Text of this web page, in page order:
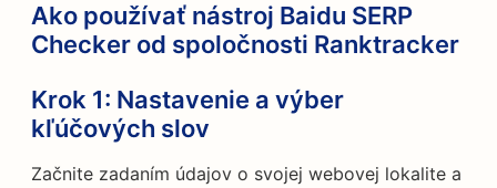
Ako používať nástroj Baidu SERP
Checker od spoločnosti Ranktracker
Krok 1: Nastavenie a výber
kľúčových slov
Začnite zadaním údajov o svojej webovej lokalite a